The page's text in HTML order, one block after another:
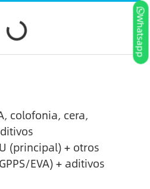
colofonia, cera,
(principal) + otros
EVA) + aditivos
Whatsapp